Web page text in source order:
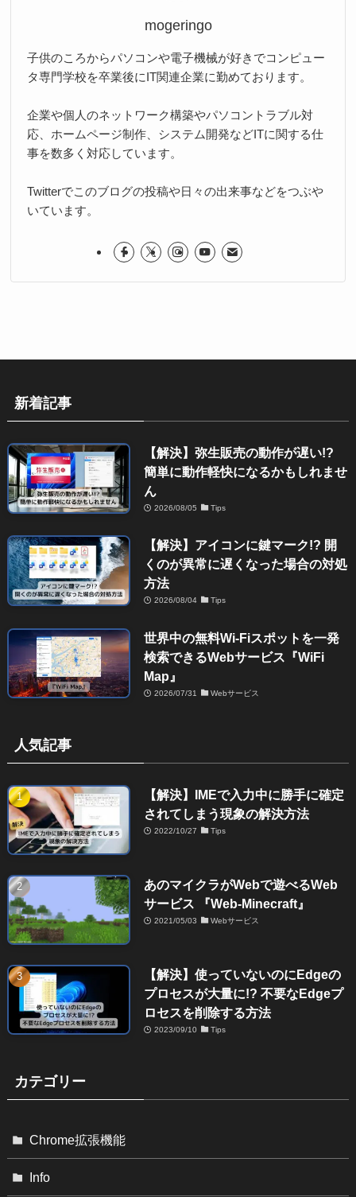
mogeringo
子供のころからパソコンや電子機械が好きでコンピュー
タ専門学校を卒業後にIT関連企業に勤めております。
企業や個人のネットワーク構築やパソコントラブル対
応、ホームページ制作、システム開発などITに関する仕
事を数多く対応しています。
Twitterでこのブログの投稿や日々の出来事などをつぶや
いています。
新着記事
【解決】弥生販売の動作が遅い!?
簡単に動作軽快になるかもしれませ
ん
2026/08/05 Tips
【解決】アイコンに鍵マーク!? 開
くのが異常に遅くなった場合の対処
方法
2026/08/04 Tips
世界中の無料Wi-Fiスポットを一発
検索できるWebサービス『WiFi
Map』
2026/07/31 Webサービス
人気記事
【解決】IMEで入力中に勝手に確定
されてしまう現象の解決方法
2022/10/27 Tips
あのマイクラがWebで遊べるWeb
サービス 『Web-Minecraft』
2021/05/03 Webサービス
【解決】使っていないのにEdgeの
プロセスが大量に!? 不要なEdgeプ
ロセスを削除する方法
2023/09/10 Tips
カテゴリー
Chrome拡張機能
Info